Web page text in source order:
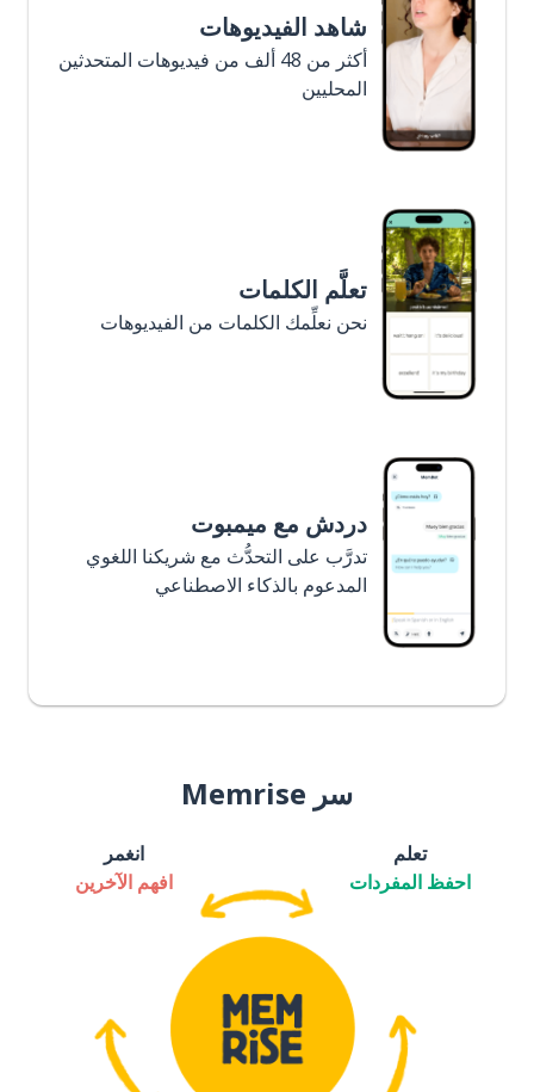
شاهد الفيديوهات
أكثر من 48 ألف من فيديوهات المتحدثين
المحليين
تعلَّم الكلمات
نحن نعلِّمك الكلمات من الفيديوهات
دردش مع ميمبوت
تدرَّب على التحدُّث مع شريكنا اللغوي
المدعوم بالذكاء الاصطناعي
سر Memrise
تعلم
احفظ المفردات
انغمر
افهم الآخرين